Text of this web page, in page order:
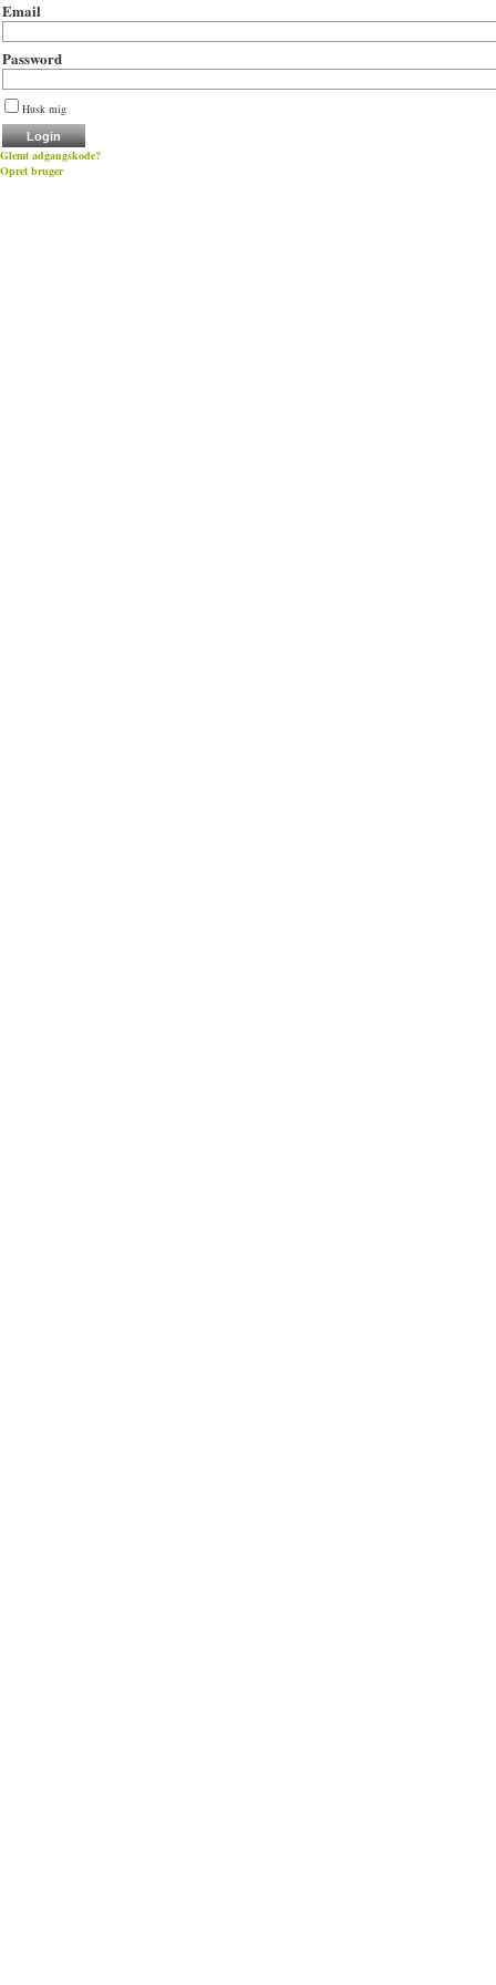
Email
Password
Husk mig
Glemt adgangskode?
Opret bruger